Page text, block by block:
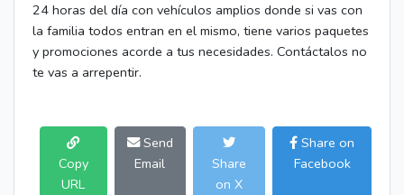
24 horas del día con vehículos amplios donde si vas con
la familia todos entran en el mismo, tiene varios paquetes
y promociones acorde a tus necesidades. Contáctalos no
te vas a arrepentir.
Copy
URL
Send
Email
Share
on X
Share on
Facebook